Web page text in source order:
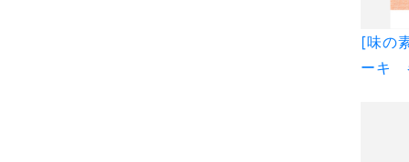
[味の
ーキ